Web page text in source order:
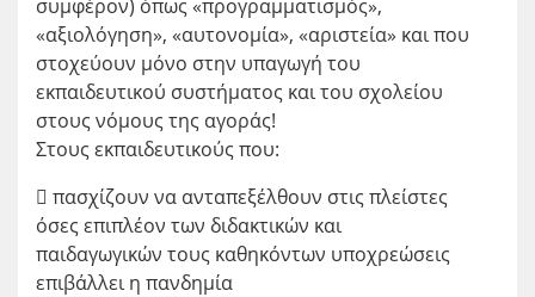
συμφέρον) όπως «προγραμματισμός»,
«αξιολόγηση», «αυτονομία», «αριστεία» και που
στοχεύουν μόνο στην υπαγωγή του
εκπαιδευτικού συστήματος και του σχολείου
στους νόμους της αγοράς!
Στους εκπαιδευτικούς που:
 πασχίζουν να ανταπεξέλθουν στις πλείστες
όσες επιπλέον των διδακτικών και
παιδαγωγικών τους καθηκόντων υποχρεώσεις
επιβάλλει η πανδημία